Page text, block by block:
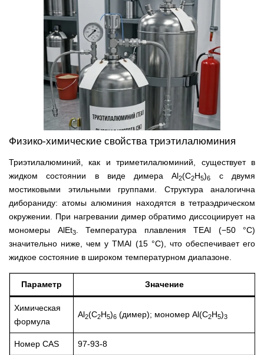
Физико-химические свойства триэтилалюминия
Триэтилалюминий, как и триметилалюминий, существует в
жидком состоянии в виде димера Al2(C2H5)6
с двумя
мостиковыми этильными группами. Структура аналогична
дибораниду: атомы алюминия находятся в тетраэдрическом
окружении. При нагревании димер обратимо диссоциирует на
мономеры AlEt3. Температура плавления TEAl (−50 °C)
значительно ниже, чем у TMAl (15 °C), что обеспечивает его
жидкое состояние в широком температурном диапазоне.
Параметр Значение
Химическая
формула
Al2(C2H5)6 (димер); мономер Al(C2H5)3
Номер CAS 97-93-8